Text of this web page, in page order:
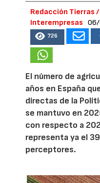
Redacción Tierras /
Interempresas
726
El número de
años en España
directas de la
se mantuvo en
con respecto a
representa ya el
perceptores.